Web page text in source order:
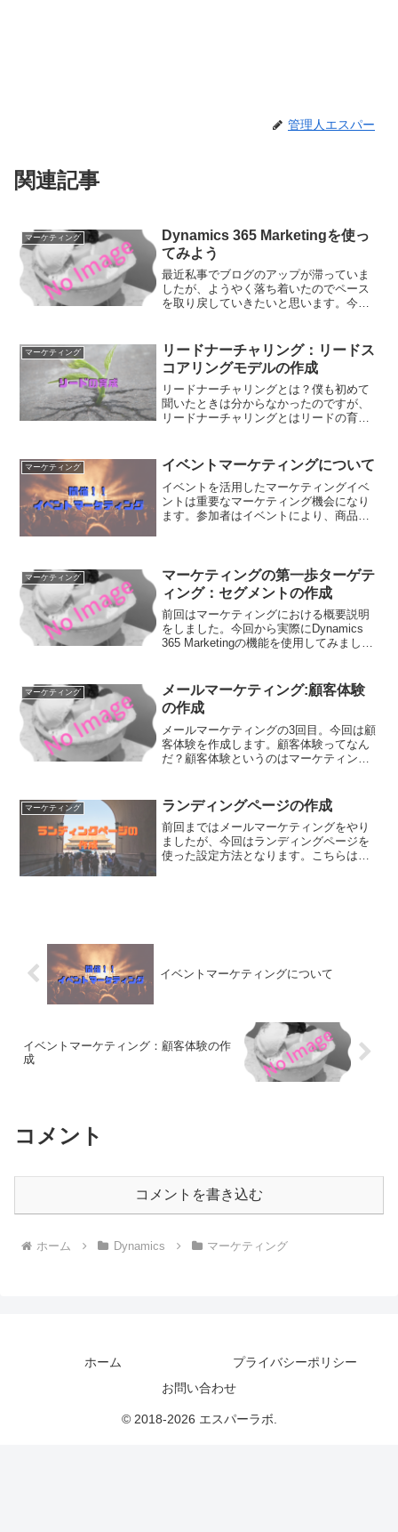
管理人エスパー
関連記事
マーケティング
Dynamics 365 Marketingを使っ
てみよう
最近私事でブログのアップが滞っていま
したが、ようやく落ち着いたのでペース
を取り戻していきたいと思います。今ま
たいと思います。Dynamics 36...
マーケティング
リードナーチャリング：リードス
コアリングモデルの作成
リードナーチャリングとは？僕も初めて
聞いたときは分からなかったのですが、
リードナーチャリングとはリードの育成
の高さが重要になります。つまり、商談
に繋がるかどうかというこ...
マーケティング イベントマーケティングについて
イベントを活用したマーケティングイベ
ントは重要なマーケティング機会になり
ます。参加者はイベントにより、商品や
込みがしやすくなります。...
マーケティング
マーケティングの第一歩ターゲテ
ィング：セグメントの作成
前回はマーケティングにおける概要説明
をしました。今回から実際にDynamics
365 Marketingの機能を使用してみましょ
を売り込む顧客が必要です。顧客と言っ
て...
マーケティング
メールマーケティング:顧客体験
の作成
メールマーケティングの3回目。今回は顧
客体験を作成します。顧客体験ってなん
だ？顧客体験というのはマーケティング
ったセグメントやマーケティングメール
が材料であれば、顧客体...
マーケティング ランディングページの作成
前回まではメールマーケティングをやり
ましたが、今回はランディングページを
使った設定方法となります。こちらは、
イベントマーケティングについて
イベントマーケティング：顧客体験の作
成
コメント
コメントを書き込む
ホーム Dynamics マーケティング
ホーム
プライバシーポリシー
お問い合わせ
© 2018-2026 エスパーラボ.